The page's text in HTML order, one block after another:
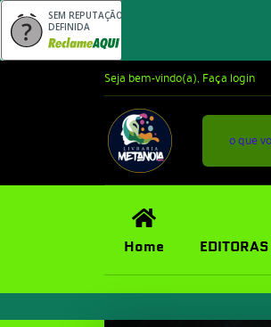
SEM REPUTAÇÃO
DEFINIDA
Seja bem-vindo(a), Faça login
Home EDITORAS